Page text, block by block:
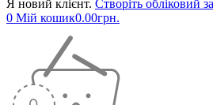
Я новий клієнт. Створіть обліковий
0 Мій кошик0.00грн.